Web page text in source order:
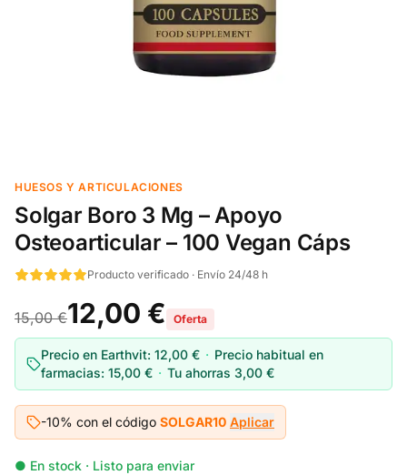
HUESOS Y ARTICULACIONES
Solgar Boro 3 Mg – Apoyo
Osteoarticular – 100 Vegan Cáps
Producto verificado · Envío 24/48 h
15,00 €12,00 € Oferta
Precio en Earthvit: 12,00 € · Precio habitual en
farmacias: 15,00 € · Tu ahorras 3,00 €
-10% con el código SOLGAR10 Aplicar
● En stock · Listo para enviar